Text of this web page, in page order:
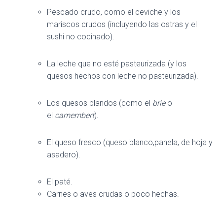
Pescado crudo, como el ceviche y los
mariscos crudos (incluyendo las ostras y el
sushi no cocinado).
La leche que no esté pasteurizada (y los
quesos hechos con leche no pasteurizada).
Los quesos blandos (como el brieo
el camembert).
El queso fresco (queso blanco,panela, de hoja y
asadero).
El paté.
Carnes o aves crudas o poco hechas.